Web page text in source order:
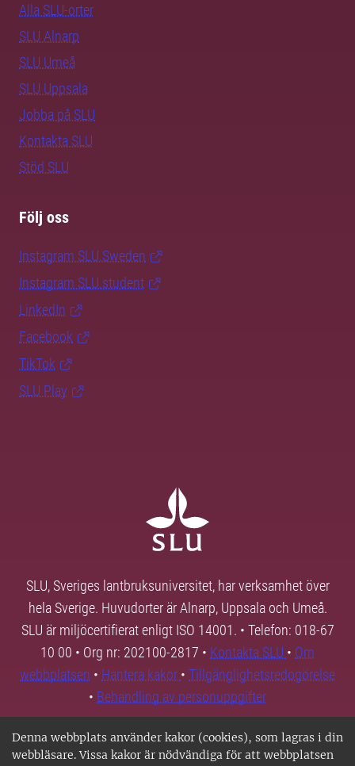
Denna webbplats använder kakor (cookies), som lagras i din
webbläsare. Vissa kakor är nödvändiga för att webbplatsen
Alla SLU-orter
SLU Alnarp
SLU Umeå
SLU Uppsala
Jobba på SLU
Kontakta SLU
Stöd SLU
Följ oss
Instagram SLU.Sweden
Instagram SLU.student
LinkedIn
Facebook
TikTok
SLU Play
SLU, Sveriges lantbruksuniversitet, har verksamhet över
hela Sverige. Huvudorter är Alnarp, Uppsala och Umeå.
SLU är miljöcertifierat enligt ISO 14001. • Telefon: 018-67
10 00 • Org nr: 202100-2817 • Kontakta SLU • Om
webbplatsen • Hantera kakor • Tillgänglighetsredogörelse
• Behandling av personuppgifter